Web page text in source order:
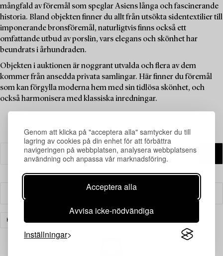
Genom att klicka på "acceptera alla" samtycker du till
lagring av cookies på din enhet för att förbättra
navigeringen på webbplatsen, analysera webbplatsens
användning och anpassa vår marknadsföring.
Acceptera alla
Avvisa icke-nödvändiga
Inställningar
mångfald av föremål som speglar Asiens långa och fascinerande
historia. Bland objekten finner du allt från utsökta sidentextilier till
imponerande bronsföremål, naturligtvis finns också ett
omfattande utbud av porslin, vars elegans och skönhet har
beundrats i århundraden.
Objekten i auktionen är noggrant utvalda och flera av dem
kommer från ansedda privata samlingar. Här finner du föremål
som kan förgylla moderna hem med sin tidlösa skönhet, och
också harmonisera med klassiska inredningar.
Filter
KONST RENSA ALLA